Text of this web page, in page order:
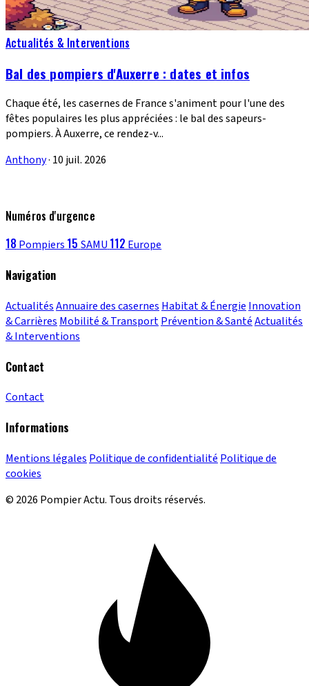
Actualités & Interventions
Bal des pompiers d'Auxerre : dates et infos
Chaque été, les casernes de France s'animent pour l'une des
fêtes populaires les plus appréciées : le bal des sapeurs-
pompiers. À Auxerre, ce rendez-v...
Anthony· 10 juil. 2026
Numéros d'urgence
18 Pompiers 15 SAMU 112 Europe
Navigation
ActualitésAnnuaire des casernes Habitat & Énergie Innovation
& Carrières Mobilité & TransportPrévention & SantéActualités
& Interventions
Contact
Contact
Informations
Mentions légales Politique de confidentialité Politique de
cookies
© 2026 Pompier Actu. Tous droits réservés.